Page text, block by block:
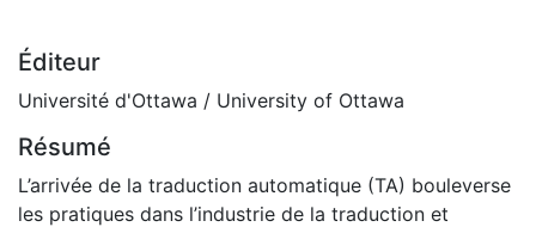
Éditeur
Université d'Ottawa / University of Ottawa
Résumé
L’arrivée de la traduction automatique (TA) bouleverse
les pratiques dans l’industrie de la traduction et